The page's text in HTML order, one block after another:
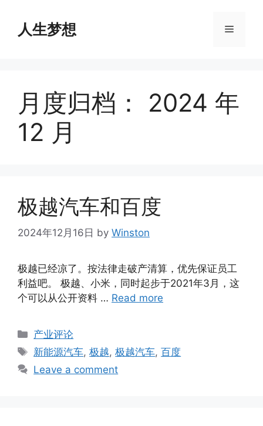
content人生梦想 Menu
月度归档： 2024 年
12 月
极越汽车和百度
2024年12月16日 by Winston
极越已经凉了。按法律走破产清算，优先保证员工
利益吧。 极越、小米，同时起步于2021年3月，这
个可以从公开资料 … Read more
Categories
产业评论
Tags
新能源汽车,极越,极越汽车,百度
Leave a comment